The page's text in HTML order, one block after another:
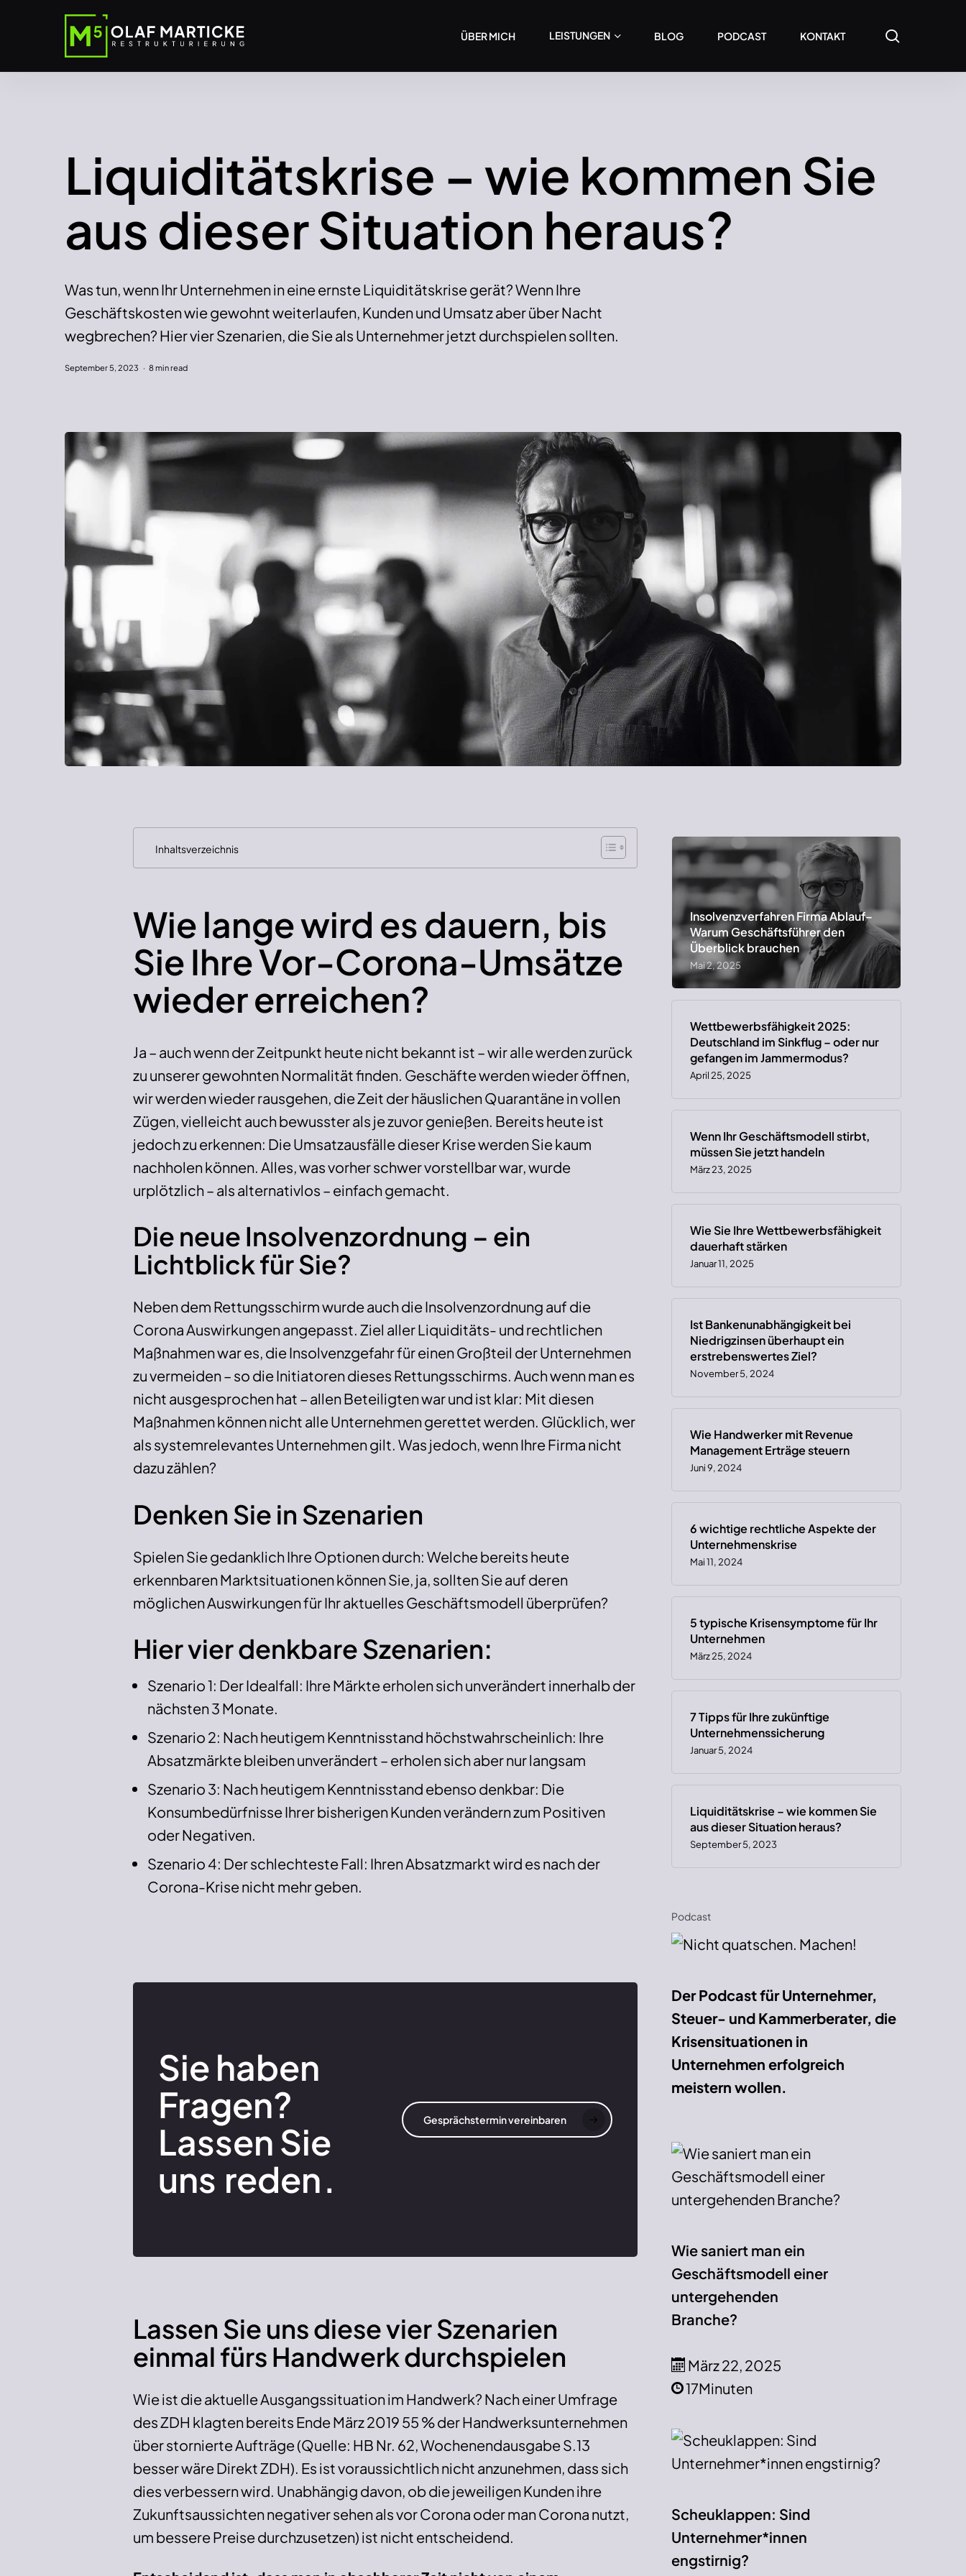
ÜBER MICH LEISTUNGEN BLOG PODCAST KONTAKT
Liquiditätskrise – wie kommen Sie
aus dieser Situation heraus?
Was tun, wenn Ihr Unternehmen in eine ernste Liquiditätskrise gerät? Wenn Ihre
Geschäftskosten wie gewohnt weiterlaufen, Kunden und Umsatz aber über Nacht
wegbrechen? Hier vier Szenarien, die Sie als Unternehmer jetzt durchspielen sollten.
September 5, 2023 8 min read
Inhaltsverzeichnis
Wie lange wird es dauern, bis
Sie Ihre Vor-Corona-Umsätze
wieder erreichen?
Ja – auch wenn der Zeitpunkt heute nicht bekannt ist – wir alle werden zurück
zu unserer gewohnten Normalität finden. Geschäfte werden wieder öffnen,
wir werden wieder rausgehen, die Zeit der häuslichen Quarantäne in vollen
Zügen, vielleicht auch bewusster als je zuvor genießen. Bereits heute ist
jedoch zu erkennen: Die Umsatzausfälle dieser Krise werden Sie kaum
nachholen können. Alles, was vorher schwer vorstellbar war, wurde
urplötzlich – als alternativlos – einfach gemacht.
Die neue Insolvenzordnung – ein
Lichtblick für Sie?
Neben dem Rettungsschirm wurde auch die Insolvenzordnung auf die
Corona Auswirkungen angepasst. Ziel aller Liquiditäts- und rechtlichen
Maßnahmen war es, die Insolvenz­gefahr für einen Großteil der Unternehmen
zu vermeiden – so die Initiatoren dieses Rettungsschirms. Auch wenn man es
nicht ausgesprochen hat – allen Beteiligten war und ist klar: Mit diesen
Maßnahmen können nicht alle Unternehmen gerettet werden. Glücklich, wer
als systemrelevantes Unternehmen gilt. Was jedoch, wenn Ihre Firma nicht
dazu zählen?
Denken Sie in Szenarien
Spielen Sie gedanklich Ihre Optionen durch: Welche bereits heute
erkennbaren Marktsituationen können Sie, ja, sollten Sie auf deren
möglichen Auswirkungen für Ihr aktuelles Geschäftsmodell überprüfen?
Hier vier denkbare Szenarien:
Szenario 1: Der Idealfall: Ihre Märkte erholen sich unverändert innerhalb der
nächsten 3 Monate.
Szenario 2: Nach heutigem Kenntnisstand höchstwahrscheinlich: Ihre
Absatzmärkte bleiben unverändert – erholen sich aber nur langsam
Szenario 3: Nach heutigem Kenntnisstand ebenso denkbar: Die
Konsumbedürfnisse Ihrer bisherigen Kunden verändern zum Positiven
oder Negativen.
Szenario 4: Der schlechteste Fall: Ihren Absatzmarkt wird es nach der
Corona-Krise nicht mehr geben.
Sie haben
Fragen?
Lassen Sie
uns reden.
Gesprächstermin vereinbaren
Lassen Sie uns diese vier Szenarien
einmal fürs Handwerk durchspielen
Wie ist die aktuelle Ausgangssituation im Handwerk? Nach einer Umfrage
des ZDH klagten bereits Ende März 2019 55 % der Handwerksunternehmen
über stornierte Aufträge (Quelle: HB Nr. 62, Wochenendausgabe S.13
besser wäre Direkt ZDH). Es ist voraussichtlich nicht anzunehmen, dass sich
dies verbessern wird. Unabhängig davon, ob die jeweiligen Kunden ihre
Zukunftsaussichten negativer sehen als vor Corona oder man Corona nutzt,
um bessere Preise durchzusetzen) ist nicht entscheidend.
Insolvenzverfahren Firma Ablauf–
Warum Geschäftsführer den
Überblick brauchen
Mai 2, 2025
Wettbewerbsfähigkeit 2025:
Deutschland im Sinkflug – oder nur
gefangen im Jammermodus?
April 25, 2025
Wenn Ihr Geschäftsmodell stirbt,
müssen Sie jetzt handeln
März 23, 2025
Wie Sie Ihre Wettbewerbsfähigkeit
dauerhaft stärken
Januar 11, 2025
Ist Bankenunabhängigkeit bei
Niedrigzinsen überhaupt ein
erstrebenswertes Ziel?
November 5, 2024
Wie Handwerker mit Revenue
Management Erträge steuern
Juni 9, 2024
6 wichtige rechtliche Aspekte der
Unternehmenskrise
Mai 11, 2024
5 typische Krisensymptome für Ihr
Unternehmen
März 25, 2024
7 Tipps für Ihre zukünftige
Unternehmenssicherung
Januar 5, 2024
Liquiditätskrise – wie kommen Sie
aus dieser Situation heraus?
September 5, 2023
Podcast
Der Podcast für Unternehmer,
Steuer- und Kammerberater, die
Krisensituationen in
Unternehmen erfolgreich
meistern wollen.
Wie saniert man ein
Geschäftsmodell einer
untergehenden
Branche?
März 22, 2025
17Minuten
Scheuklappen: Sind
Unternehmer*innen
engstirnig?